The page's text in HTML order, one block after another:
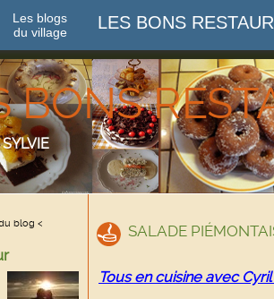
Les blogs
du village
LES BONS
BONS
blog < SALADE
Tous en cuisine avec